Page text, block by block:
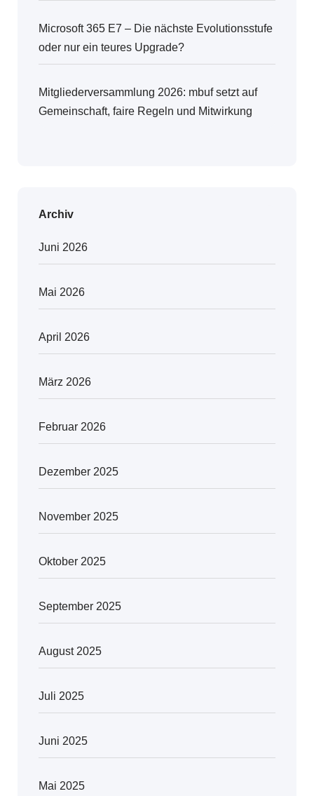
Microsoft 365 E7 – Die nächste Evolutionsstufe
oder nur ein teures Upgrade?
Mitgliederversammlung 2026: mbuf setzt auf
Gemeinschaft, faire Regeln und Mitwirkung
Archiv
Juni 2026
Mai 2026
April 2026
März 2026
Februar 2026
Dezember 2025
November 2025
Oktober 2025
September 2025
August 2025
Juli 2025
Juni 2025
Mai 2025